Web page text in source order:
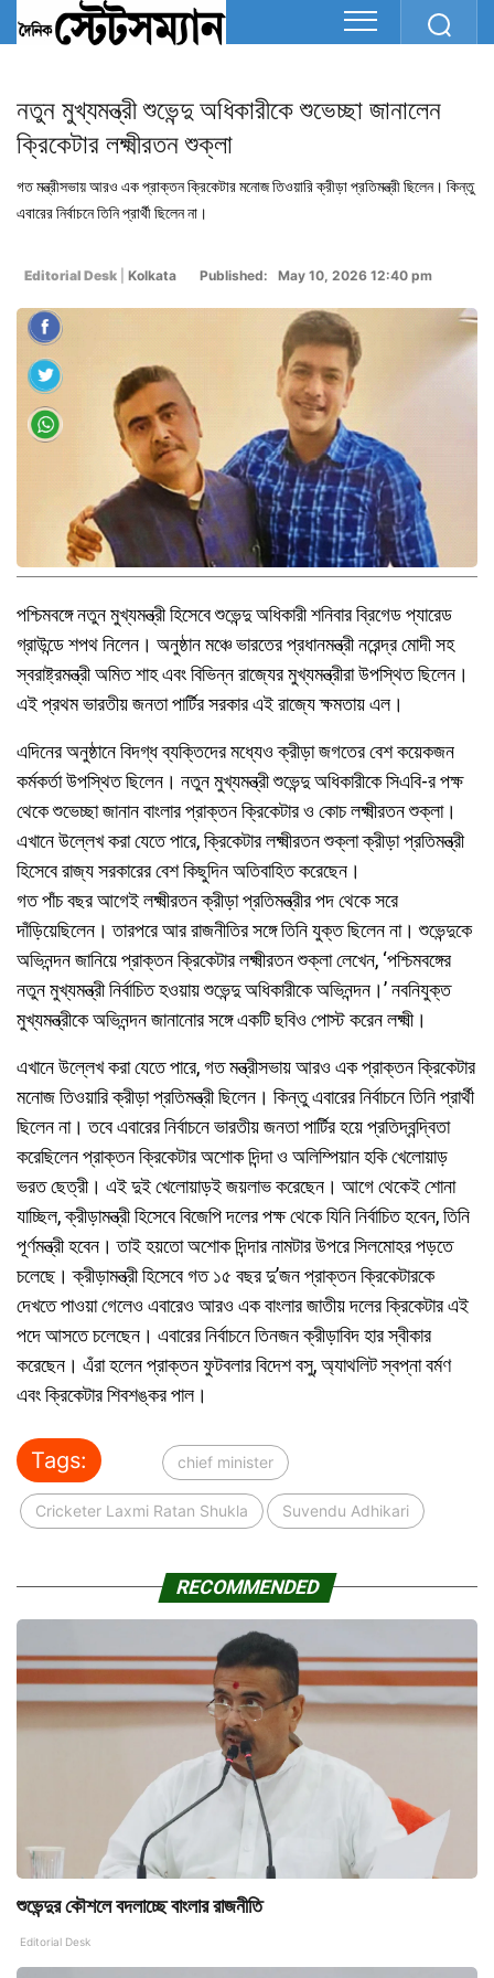
নতুন মুখ্যমন্ত্রী শুভেন্দু অধিকারীকে শুভেচ্ছা জানালেন
ক্রিকেটার লক্ষ্মীরতন শুক্লা
গত মন্ত্রীসভায় আরও এক প্রাক্তন ক্রিকেটার মনোজ তিওয়ারি ক্রীড়া প্রতিমন্ত্রী ছিলেন। কিন্তু
এবারের নির্বাচনে তিনি প্রার্থী ছিলেন না।
Editorial Desk Kolkata Published: May 10, 2026 12:40 pm
পশ্চিমবঙ্গে নতুন মুখ্যমন্ত্রী হিসেবে শুভেন্দু অধিকারী শনিবার ব্রিগেড প্যারেড
গ্রাউন্ডে শপথ নিলেন। অনুষ্ঠান মঞ্চে ভারতের প্রধানমন্ত্রী নরেন্দ্র মোদী সহ
স্বরাষ্ট্রমন্ত্রী অমিত শাহ এবং বিভিন্ন রাজ্যের মুখ্যমন্ত্রীরা উপস্থিত ছিলেন।
এই প্রথম ভারতীয় জনতা পার্টির সরকার এই রাজ্যে ক্ষমতায় এল।
এদিনের অনুষ্ঠানে বিদগ্ধ ব্যক্তিদের মধ্যেও ক্রীড়া জগতের বেশ কয়েকজন
কর্মকর্তা উপস্থিত ছিলেন। নতুন মুখ্যমন্ত্রী শুভেন্দু অধিকারীকে সিএবি-র পক্ষ
থেকে শুভেচ্ছা জানান বাংলার প্রাক্তন ক্রিকেটার ও কোচ লক্ষ্মীরতন শুক্লা।
এখানে উল্লেখ করা যেতে পারে, ক্রিকেটার লক্ষ্মীরতন শুক্লা ক্রীড়া প্রতিমন্ত্রী
হিসেবে রাজ্য সরকারের বেশ কিছুদিন অতিবাহিত করেছেন।
গত পাঁচ বছর আগেই লক্ষ্মীরতন ক্রীড়া প্রতিমন্ত্রীর পদ থেকে সরে
দাঁড়িয়েছিলেন। তারপরে আর রাজনীতির সঙ্গে তিনি যুক্ত ছিলেন না। শুভেন্দুকে
অভিনন্দন জানিয়ে প্রাক্তন ক্রিকেটার লক্ষ্মীরতন শুক্লা লেখেন, ‘পশ্চিমবঙ্গের
নতুন মুখ্যমন্ত্রী নির্বাচিত হওয়ায় শুভেন্দু অধিকারীকে অভিনন্দন।’ নবনিযুক্ত
মুখ্যমন্ত্রীকে অভিনন্দন জানানোর সঙ্গে একটি ছবিও পোস্ট করেন লক্ষ্মী।
এখানে উল্লেখ করা যেতে পারে, গত মন্ত্রীসভায় আরও এক প্রাক্তন ক্রিকেটার
মনোজ তিওয়ারি ক্রীড়া প্রতিমন্ত্রী ছিলেন। কিন্তু এবারের নির্বাচনে তিনি প্রার্থী
ছিলেন না। তবে এবারের নির্বাচনে ভারতীয় জনতা পার্টির হয়ে প্রতিদ্বন্দ্বিতা
করেছিলেন প্রাক্তন ক্রিকেটার অশোক দিন্দা ও অলিম্পিয়ান হকি খেলোয়াড়
ভরত ছেত্রী। এই দুই খেলোয়াড়ই জয়লাভ করেছেন। আগে থেকেই শোনা
যাচ্ছিল, ক্রীড়ামন্ত্রী হিসেবে বিজেপি দলের পক্ষ থেকে যিনি নির্বাচিত হবেন, তিনি
পূর্ণমন্ত্রী হবেন। তাই হয়তো অশোক দিন্দার নামটার উপরে সিলমোহর পড়তে
চলেছে। ক্রীড়ামন্ত্রী হিসেবে গত ১৫ বছর দু’জন প্রাক্তন ক্রিকেটারকে
দেখতে পাওয়া গেলেও এবারেও আরও এক বাংলার জাতীয় দলের ক্রিকেটার এই
পদে আসতে চলেছেন। এবারের নির্বাচনে তিনজন ক্রীড়াবিদ হার স্বীকার
করেছেন। এঁরা হলেন প্রাক্তন ফুটবলার বিদেশ বসু, অ্যাথলিট স্বপ্না বর্মণ
এবং ক্রিকেটার শিবশঙ্কর পাল।
Tags: chief minister
Cricketer Laxmi Ratan Shukla Suvendu Adhikari
RECOMMENDED
শুভেন্দুর কৌশলে বদলাচ্ছে বাংলার রাজনীতি
Editorial Desk